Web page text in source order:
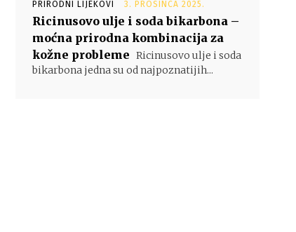
PRIRODNI LIJEKOVI 3. PROSINCA 2025.
Ricinusovo ulje i soda bikarbona –
moćna prirodna kombinacija za
kožne probleme Ricinusovo ulje i soda
bikarbona jedna su od najpoznatijih...